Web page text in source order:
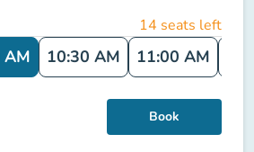
14 seats left
AM 10:30 AM 11:00 AM
Book